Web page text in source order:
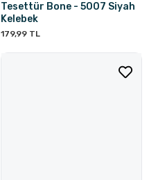
Tesettür Bone - 5007 Siyah
Kelebek
179,99 TL